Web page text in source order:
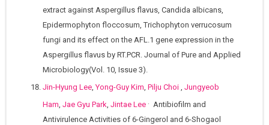
extract against Aspergillus flavus, Candida albicans,
Epidermophyton floccosum, Trichophyton verrucosum
fungi and its effect on the AFL.1 gene expression in the
Aspergillus flavus by RT.PCR. Journal of Pure and Applied
Microbiology(Vol. 10, Issue 3).
Jin-Hyung Lee ,Yong-Guy Kim Pilju Choi Jungyeob
Ham, Jae Gyu Park, Jintae Lee . Antibiofilm and
Antivirulence Activities of 6-Gingerol and 6-Shogaol